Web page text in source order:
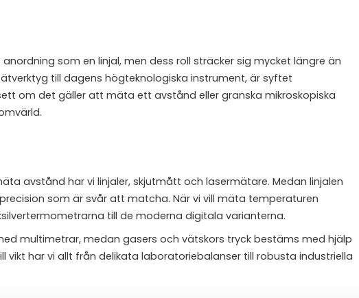
som en linjal, men dess roll sträcker sig mycket längre än
till dagens högteknologiska instrument, är syftet
om det gäller att mäta ett avstånd eller granska mikroskopiska
avstånd har vi linjaler, skjutmått och lasermätare. Medan linjalen
som är svår att matcha. När vi vill mäta temperaturen
till de moderna digitala varianterna.
multimetrar, medan gasers och vätskors tryck bestäms med hjälp
har vi allt från delikata laboratoriebalanser till robusta industriella